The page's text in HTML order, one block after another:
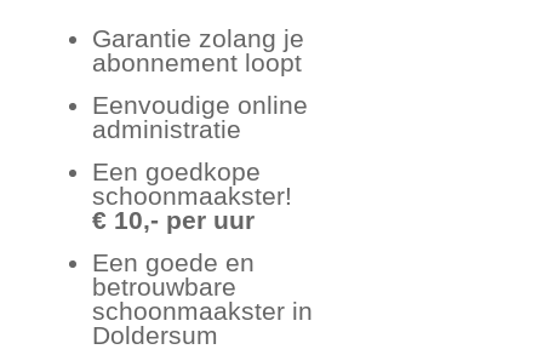
Garantie zolang je
abonnement loopt
Eenvoudige online
administratie
Een goedkope
schoonmaakster!
€ 10,- per uur
Een goede en
betrouwbare
schoonmaakster in
Doldersum